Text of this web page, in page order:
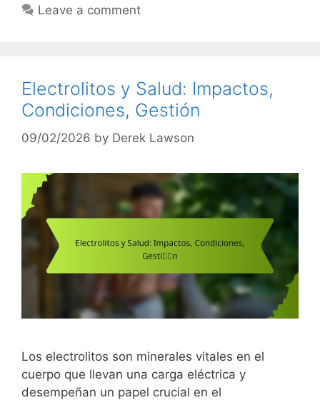
Leave a comment
Electrolitos y Salud: Impactos,
Condiciones, Gestión
09/02/2026 by Derek Lawson
Los electrolitos son minerales vitales en el
cuerpo que llevan una carga eléctrica y
desempeñan un papel crucial en el